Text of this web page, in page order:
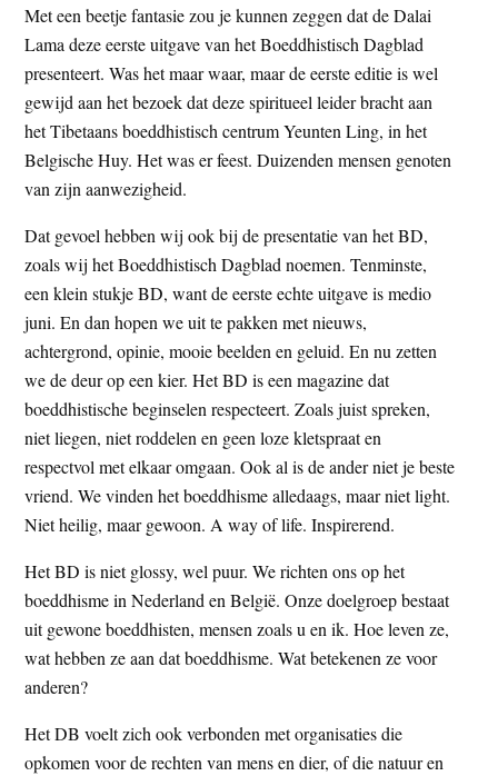
i
t
e
z
e
s
i
t
e
Met een beetje fantasie zou je kunnen zeggen dat de Dalai
Lama deze eerste uitgave van het Boeddhistisch Dagblad
presenteert. Was het maar waar, maar de eerste editie is wel
gewijd aan het bezoek dat deze spiritueel leider bracht aan
het Tibetaans boeddhistisch centrum Yeunten Ling, in het
Belgische Huy. Het was er feest. Duizenden mensen genoten
van zijn aanwezigheid.
Dat gevoel hebben wij ook bij de presentatie van het BD,
zoals wij het Boeddhistisch Dagblad noemen. Tenminste,
een klein stukje BD, want de eerste echte uitgave is medio
juni. En dan hopen we uit te pakken met nieuws,
achtergrond, opinie, mooie beelden en geluid. En nu zetten
we de deur op een kier. Het BD is een magazine dat
boeddhistische beginselen respecteert. Zoals juist spreken,
niet liegen, niet roddelen en geen loze kletspraat en
respectvol met elkaar omgaan. Ook al is de ander niet je beste
vriend. We vinden het boeddhisme alledaags, maar niet light.
Niet heilig, maar gewoon. A way of life. Inspirerend.
Het BD is niet glossy, wel puur. We richten ons op het
boeddhisme in Nederland en België. Onze doelgroep bestaat
uit gewone boeddhisten, mensen zoals u en ik. Hoe leven ze,
wat hebben ze aan dat boeddhisme. Wat betekenen ze voor
anderen?
Het DB voelt zich ook verbonden met organisaties die
opkomen voor de rechten van mens en dier, of die natuur en